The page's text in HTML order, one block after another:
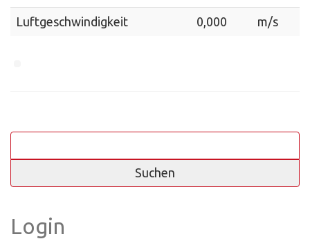
Luftgeschwindigkeit 0,000 m/s
Suchen
nach:
Login